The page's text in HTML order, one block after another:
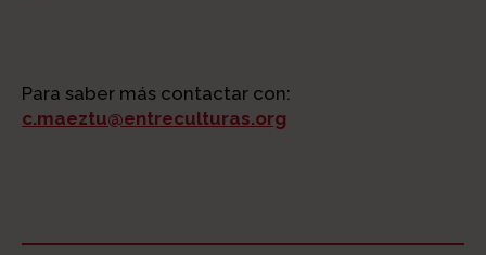
Para saber más contactar con:
c.maeztu@entreculturas.org